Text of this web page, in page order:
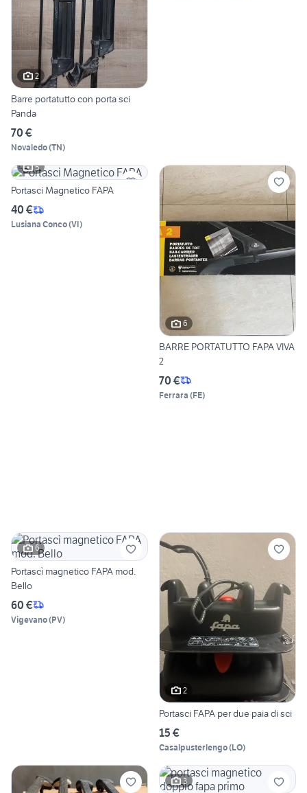
2
Barre portatutto con porta sci
Panda
70 €
Novaledo(TN)
5
Portasci Magnetico FAPA
40 €
Lusiana Conco(VI)
6
BARRE PORTATUTTO FAPA VIVA
2
70 €
Ferrara (FE)
6
Portascì magnetico FAPA mod.
Bello
60 €
Vigevano(PV)
2
Portasci FAPA per due paia di sci
15 €
Casalpusterlengo(LO)
3